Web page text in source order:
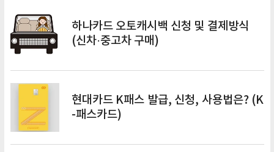
하나카드 오토캐시백 신청 및 결제방식
(신차·중고차 구매)
현대카드 K패스 발급, 신청, 사용법은? (K
-패스카드)